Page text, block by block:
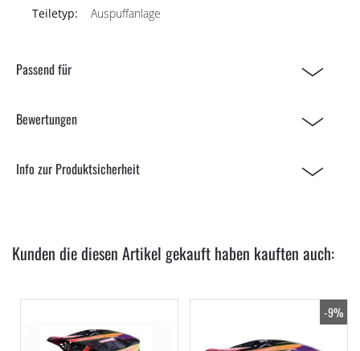
Auspuffanlage
Passend für
Bewertungen
Info zur Produktsicherheit
Kunden die diesen Artikel gekauft haben kauften auch:
-9%